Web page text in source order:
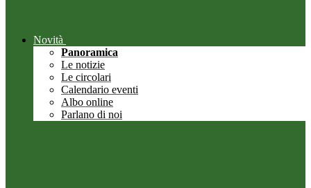
Novità
Panoramica
Le notizie
Le circolari
Calendario eventi
Albo online
Parlano di noi